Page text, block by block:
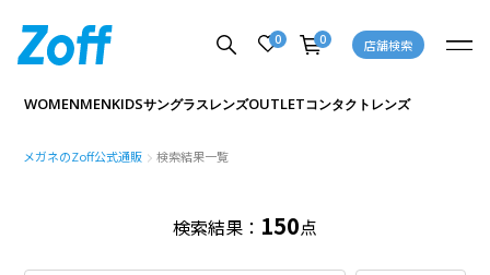
0 0 店舗検索
WOMENMENKIDSサングラスレンズOUTLETコンタクトレンズ
メガネのZoff公式通販 検索結果一覧
検索結果： 150点
FLIP UP (跳ね上げ式メガネ・サングラス)